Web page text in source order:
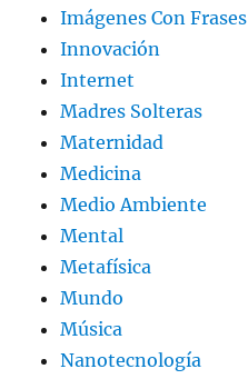
Imágenes Con Frases
Innovación
Internet
Madres Solteras
Maternidad
Medicina
Medio Ambiente
Mental
Metafísica
Mundo
Música
Nanotecnología